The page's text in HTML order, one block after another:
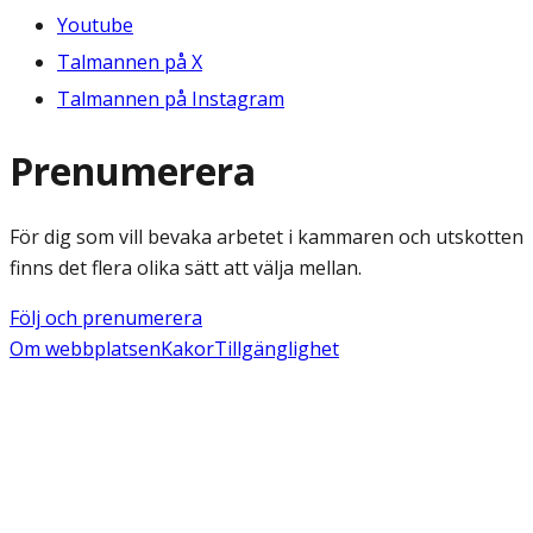
Youtube
Talmannen på X
Talmannen på Instagram
Prenumerera
För dig som vill bevaka arbetet i kammaren och utskotten
finns det flera olika sätt att välja mellan.
Följ och prenumerera
Om webbplatsenKakorTillgänglighet